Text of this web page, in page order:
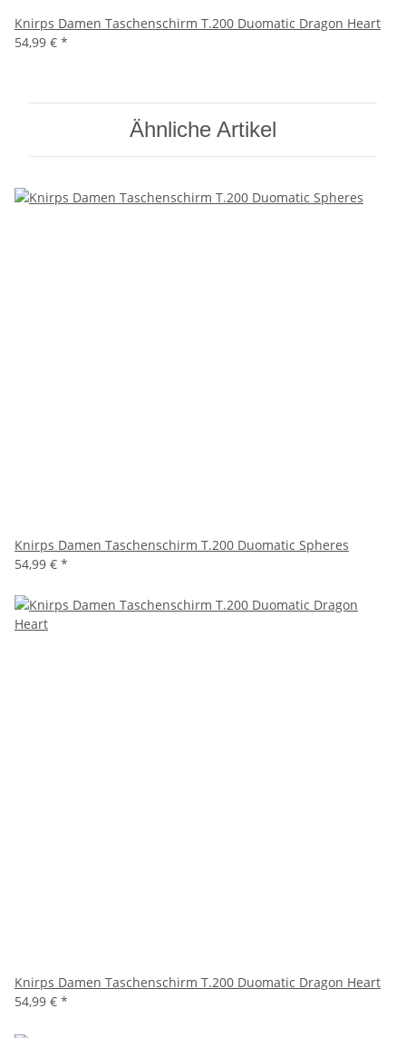
Knirps Damen Taschenschirm T.200 Duomatic Dragon Heart
54,99 € *
Ähnliche Artikel
Knirps Damen Taschenschirm T.200 Duomatic Spheres
54,99 € *
Knirps Damen Taschenschirm T.200 Duomatic Dragon Heart
54,99 € *